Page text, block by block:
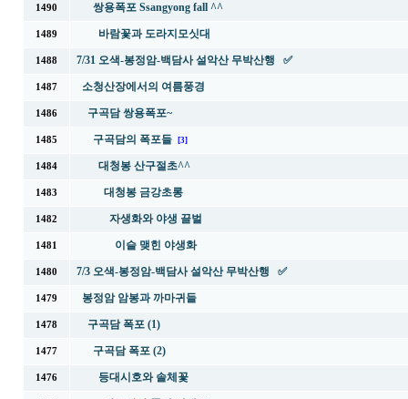
1490 쌍용폭포 Ssangyong fall ^^
1489 바람꽃과 도라지모싯대
1488 7/31 오색-봉정암-백담사 설악산 무박산행 ✅
1487 소청산장에서의 여름풍경
1486 구곡담 쌍용폭포~
1485 구곡담의 폭포들 [3]
1484 대청봉 산구절초^^
1483 대청봉 금강초롱
1482 자생화와 야생 끌벌
1481 이슬 맺힌 야생화
1480 7/3 오색-봉정암-백담사 설악산 무박산행 ✅
1479 봉정암 암봉과 까마귀들
1478 구곡담 폭포 (1)
1477 구곡담 폭포 (2)
1476 등대시호와 솔체꽃